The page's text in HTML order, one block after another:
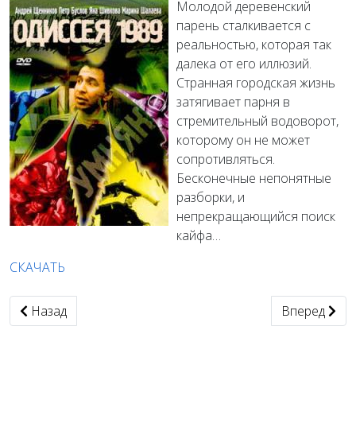
Молодой деревенский
парень сталкивается с
реальностью, которая так
далека от его иллюзий.
Странная городская жизнь
затягивает парня в
стремительный водоворот,
которому он не может
сопротивляться.
Бесконечные непонятные
разборки, и
непрекращающийся поиск
кайфа…
СКАЧАТЬ
Предыдущий: asm: рекурсивный поиск по диску
Назад Следующий:
Вперед